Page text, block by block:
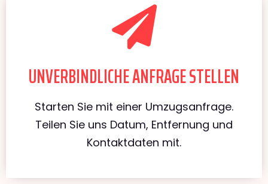
UNVERBINDLICHE ANFRAGE STELLEN
Starten Sie mit einer Umzugsanfrage.
Teilen Sie uns Datum, Entfernung und
Kontaktdaten mit.